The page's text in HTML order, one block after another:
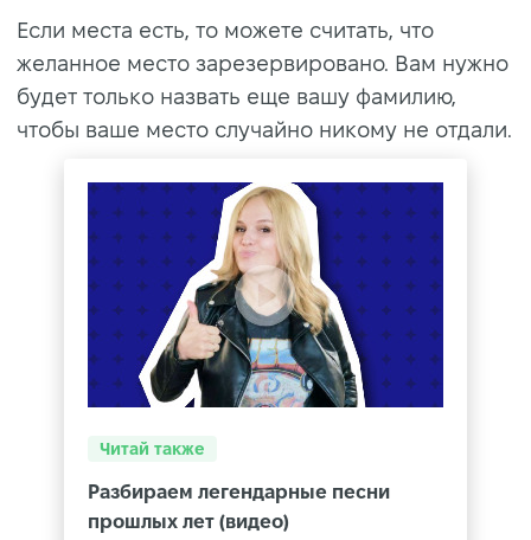
Если места есть, то можете считать, что
желанное место зарезервировано. Вам нужно
будет только назвать еще вашу фамилию,
чтобы ваше место случайно никому не отдали.
Читай также
Разбираем легендарные песни
прошлых лет (видео)